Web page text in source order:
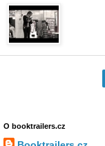
O booktrailers.cz